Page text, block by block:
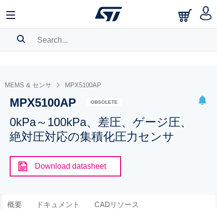
BOOKMARK
Pleaselog into show your saved searches.
MEMS & センサ MPX5100AP
MPX5100AP OBSOLETE
0kPa～100kPa、差圧、ゲージ圧、
絶対圧対応の集積化圧力センサ
Download datasheet
概要 ドキュメント CADリソース